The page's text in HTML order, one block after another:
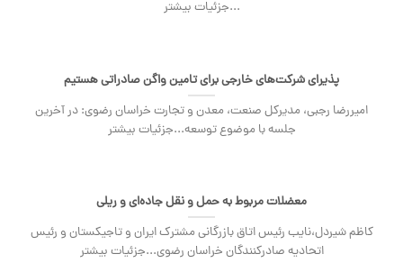
...جزئیات بیشتر
پذیرای شرکت‌های خارجی برای تامین واگن صادراتی هستیم
امیررضا رجبی، مدیرکل صنعت، معدن و تجارت خراسان رضوی: در آخرین
جلسه با موضوع توسعه...جزئیات بیشتر
معضلات مربوط به حمل و نقل جاده‌ای و ریلی
کاظم شیردل،نایب رئیس اتاق بازرگانی مشترک ایران و تاجیکستان و رئیس
اتحادیه صادرکنندگان خراسان رضوی...جزئیات بیشتر